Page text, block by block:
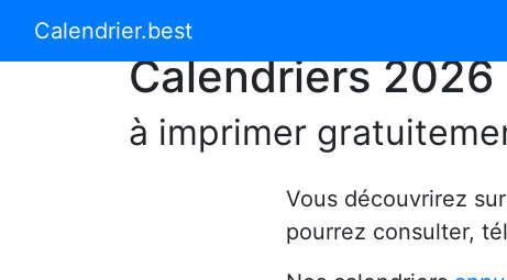
Calendrier.bestCalendrier 2024
Calendriers 2026
à imprimer
Vous découvrirez
pourrez consulter,